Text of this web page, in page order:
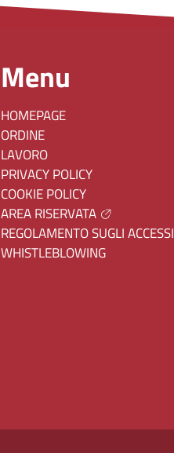
Menu
HOMEPAGE
ORDINE
LAVORO
PRIVACY POLICY
COOKIE POLICY
AREA RISERVATA
REGOLAMENTO SUGLI ACCESSI
WHISTLEBLOWING